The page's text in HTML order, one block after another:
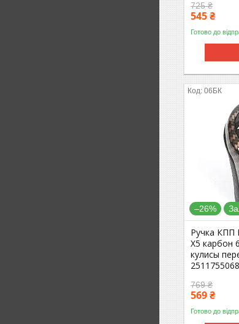
725 ₴
545 ₴
Готово до
06БК
–26%
Ручка КПП
X5 карбон
кулисы
769 ₴
569 ₴
Готово до